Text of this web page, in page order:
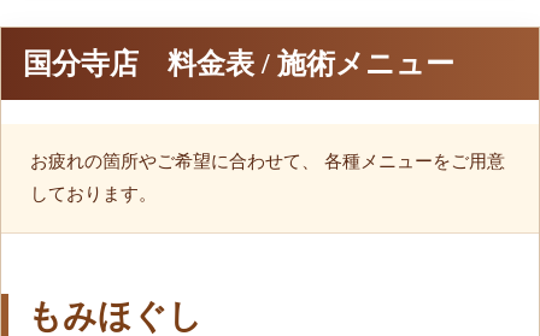
国分寺店 料金表 / 施術メニュー
お疲れの箇所やご希望に合わせて、 各種メニューをご用意
しております。
もみほぐし